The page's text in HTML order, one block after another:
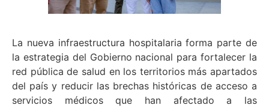
La nueva infraestructura hospitalaria forma parte de
la estrategia del Gobierno nacional para fortalecer la
red pública de salud en los territorios más apartados
del país y reducir las brechas históricas de acceso a
servicios médicos que han afectado a las